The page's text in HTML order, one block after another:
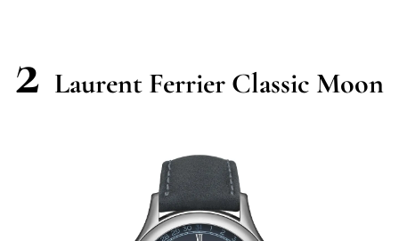
2 Laurent Ferrier Classic Moon